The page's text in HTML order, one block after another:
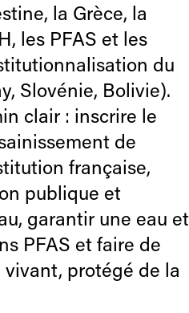
la Grèce, la
les PFAS et les
du
Slovénie, Bolivie).
clair : inscrire le
de
française,
publique et
garantir une eau et
PFAS et faire de
vivant, protégé de la